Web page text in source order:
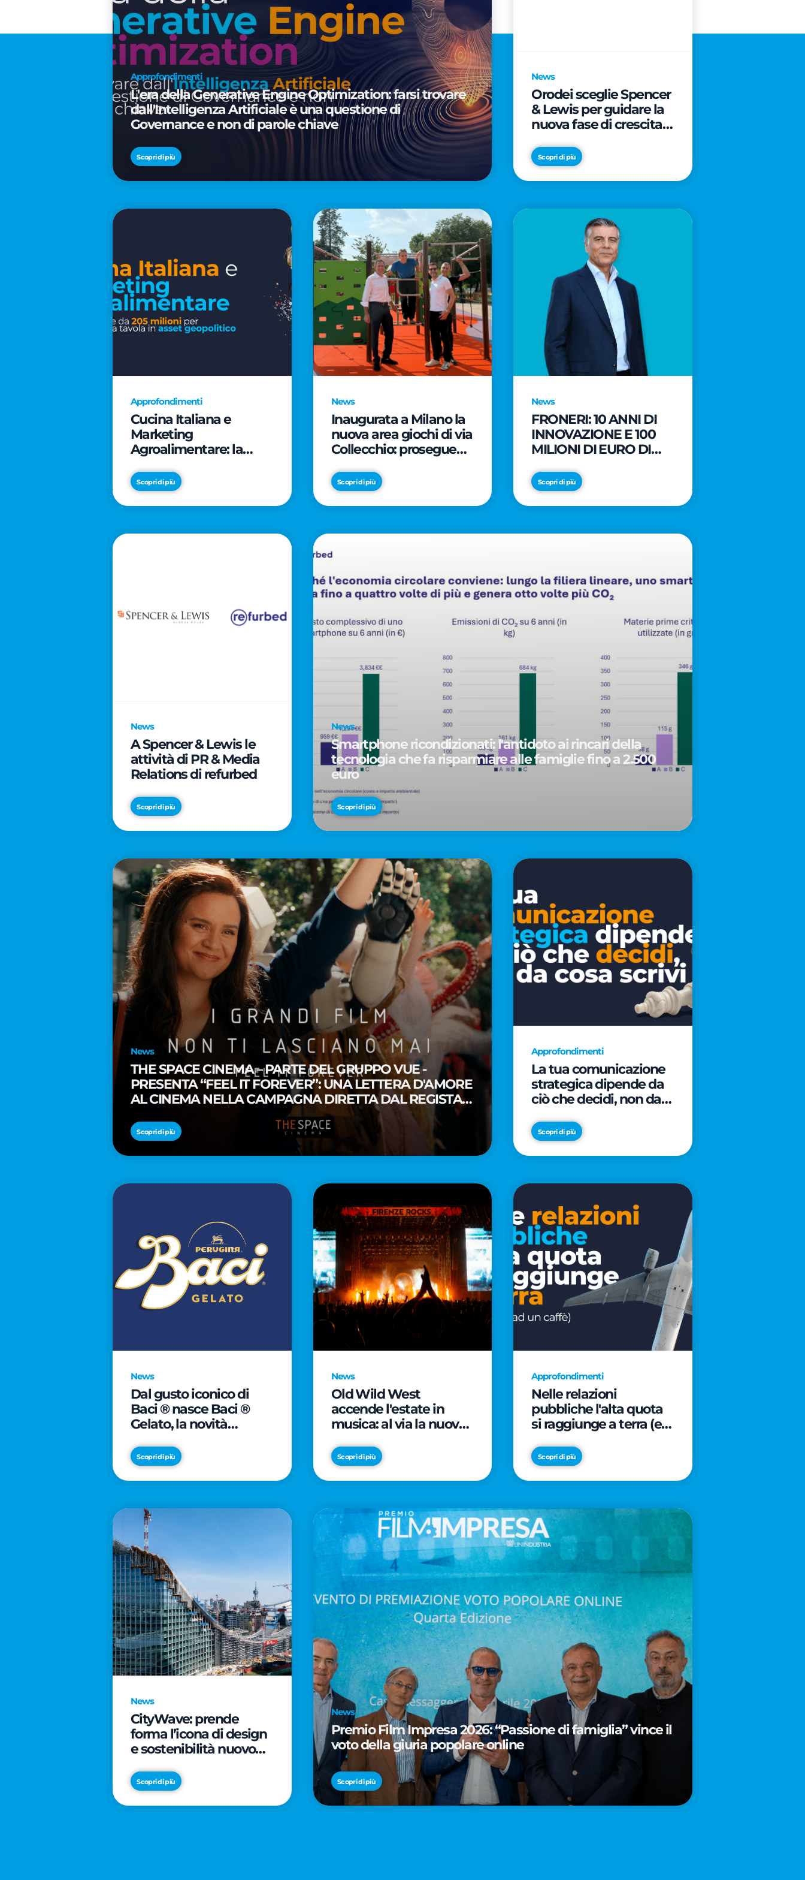
Approfondimenti
L'era della Generative Engine Optimization: farsi trovare
dall'Intelligenza Artificiale è una questione di
Governance e non di parole chiave
Scopri di più
News
Orodei sceglie Spencer
& Lewis per guidare la
nuova fase di crescita e
brand
Scopri di più
Approfondimenti
Cucina Italiana e
Marketing
Agroalimentare: la
milioni per trasformare
la tavola in asset
geopolitico
Scopri di più
News
Inaugurata a Milano la
nuova area giochi di via
Collecchio: prosegue
SmartCityLife per gli
spazi pubblici del
Municipio 8
Scopri di più
News
FRONERI: 10 ANNI DI
INNOVAZIONE E 100
MILIONI DI EURO DI
PER LO SVILUPPO DEL
MERCATO ITALIANO
DEL GELATO
Scopri di più
News
A Spencer & Lewis le
attività di PR & Media
Relations di refurbed
Scopri di più
News
Smartphone ricondizionati: l'antidoto ai rincari della
tecnologia che fa risparmiare alle famiglie fino a 2.500
euro
Scopri di più
News
THE SPACE CINEMA – PARTE DEL GRUPPO VUE -
PRESENTA “FEEL IT FOREVER”: UNA LETTERA D'AMORE
AL CINEMA NELLA CAMPAGNA DIRETTA DAL REGISTA
PREMIO OSCAR® TAIKA WAITITI
Scopri di più
Approfondimenti
La tua comunicazione
strategica dipende da
ciò che decidi, non da
Scopri di più
News
Dal gusto iconico di
Baci ® nasce Baci ®
Gelato, la novità
Scopri di più
News
Old Wild West
accende l'estate in
musica: al via la nuova
e le prestigiose
partnership con Radio
Italia e Live Nation
Scopri di più
Approfondimenti
Nelle relazioni
pubbliche l'alta quota
si raggiunge a terra (e
Scopri di più
News
CityWave: prende
forma l’icona di design
e sostenibilità nuovo
Scopri di più
News
Premio Film Impresa 2026: “Passione di famiglia” vince il
voto della giuria popolare online
Scopri di più